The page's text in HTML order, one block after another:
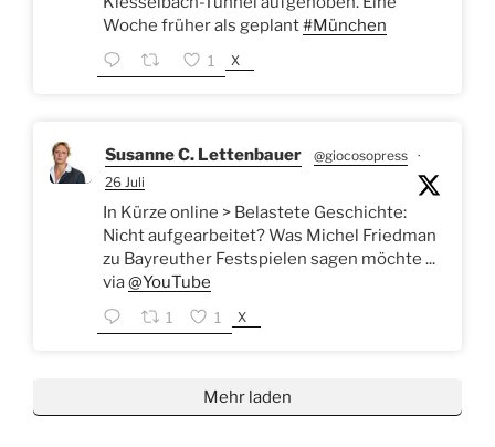
Woche früher als geplant#München
1 X
Susanne C. Lettenbauer @giocosopress ·
26 Juli
In Kürze online > Belastete Geschichte:
Nicht aufgearbeitet? Was Michel Friedman
zu Bayreuther Festspielen sagen möchte ...
via@YouTube
1 1 X
Mehr laden